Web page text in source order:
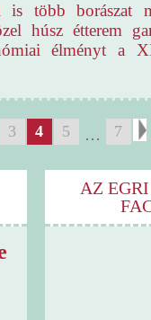
is több borászat
húsz étterem
élményt a
3 4 5 … 7
AZ